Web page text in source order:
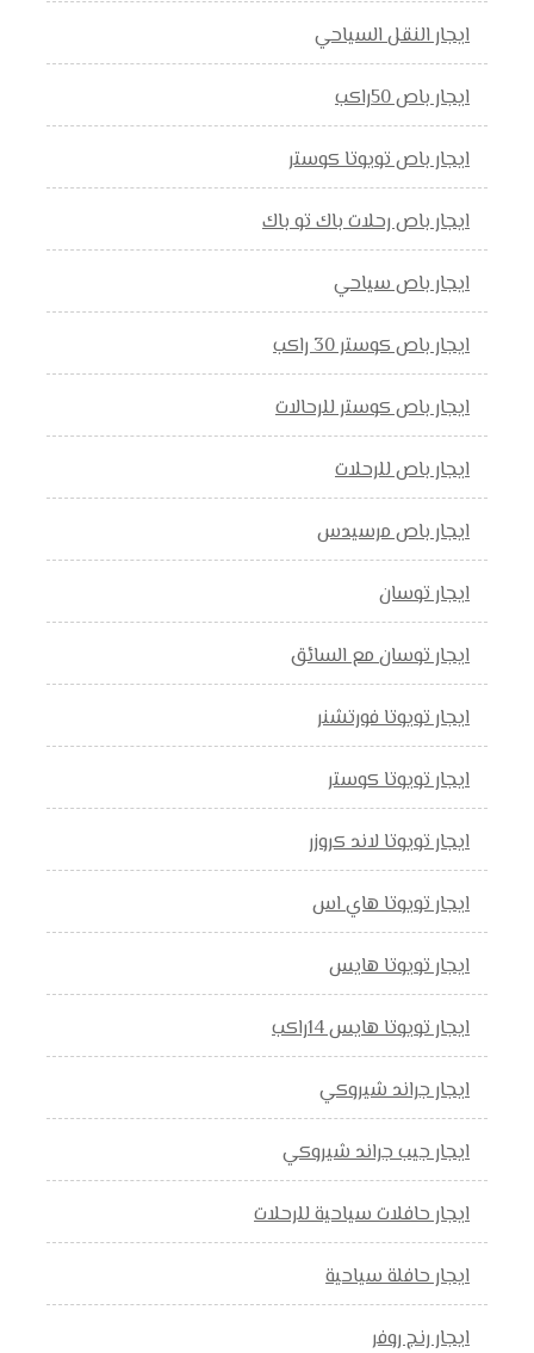
ايجار النقل السياحي
ايجار باص 50راكب
ايجار باص تويوتا كوستر
ايجار باص رحلات باك تو باك
ايجار باص سياحي
ايجار باص كوستر 30 راكب
ايجار باص كوستر للرحالات
ايجار باص للرحلات
ايجار باص مرسيدس
ايجار توسان
ايجار توسان مع السائق
ايجار تويوتا فورتشنر
ايجار تويوتا كوستر
ايجار تويوتا لاند كروزر
ايجار تويوتا هاي اس
ايجار تويوتا هايس
ايجار تويوتا هايس 14راكب
ايجار جراند شيروكي
ايجار جيب جراند شيروكي
ايجار حافلات سياحية للرحلات
ايجار حافلة سياحية
ايجار رنج روفر